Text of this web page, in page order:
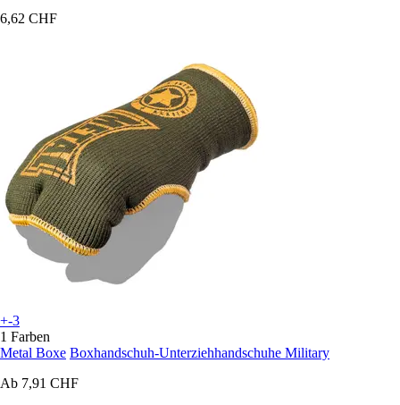
6,62 CHF
+-3
1 Farben
Metal Boxe Boxhandschuh-Unterziehhandschuhe Military
Ab 7,91 CHF